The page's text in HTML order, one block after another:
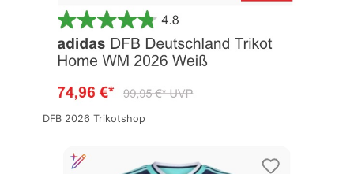
DFB 2026 Trikotshop